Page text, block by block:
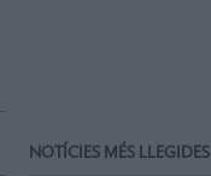
NOTÍCIES MÉS LLEGIDES